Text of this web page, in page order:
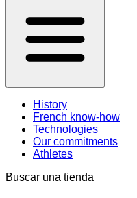
History
French know-how
Technologies
Our commitments
Athletes
Buscar una tienda